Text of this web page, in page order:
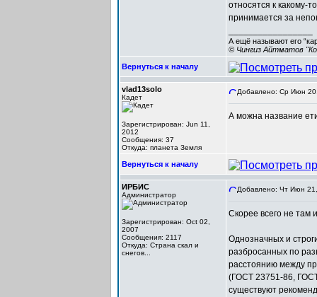
относятся к какому-
принимается за
А ещё называют его
© Чингиз Айтматов
Вернуться к началу
vlad13solo
Кадет
Зарегистрирован: Jun 11,
2012
Сообщения: 37
Откуда: планета Земля
Добавлено: Ср Июн
А можна название
Вернуться к началу
ИРБИС
Администратор
Зарегистрирован: Oct 02,
2007
Сообщения: 2117
Откуда: Cтрана скал и
снегов...
Добавлено: Чт Июн
Скорее всего не там
Однозначных и
разбросанных по
расстоянию между
(ГОСТ 23751-86,
существуют